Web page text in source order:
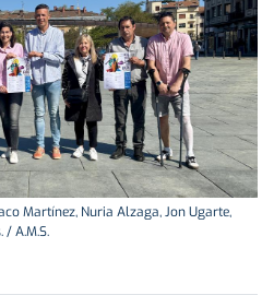
Martínez, Nuria Alzaga, Jon Ugarte,
A.M.S.